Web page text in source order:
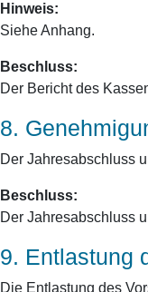
Hinweis:
Siehe Anhang.
Beschluss:
Der Bericht des
8.
Der Jahresabschluss
Beschluss:
Der Jahresabschluss
9. Entlastung
Die Entlastung des